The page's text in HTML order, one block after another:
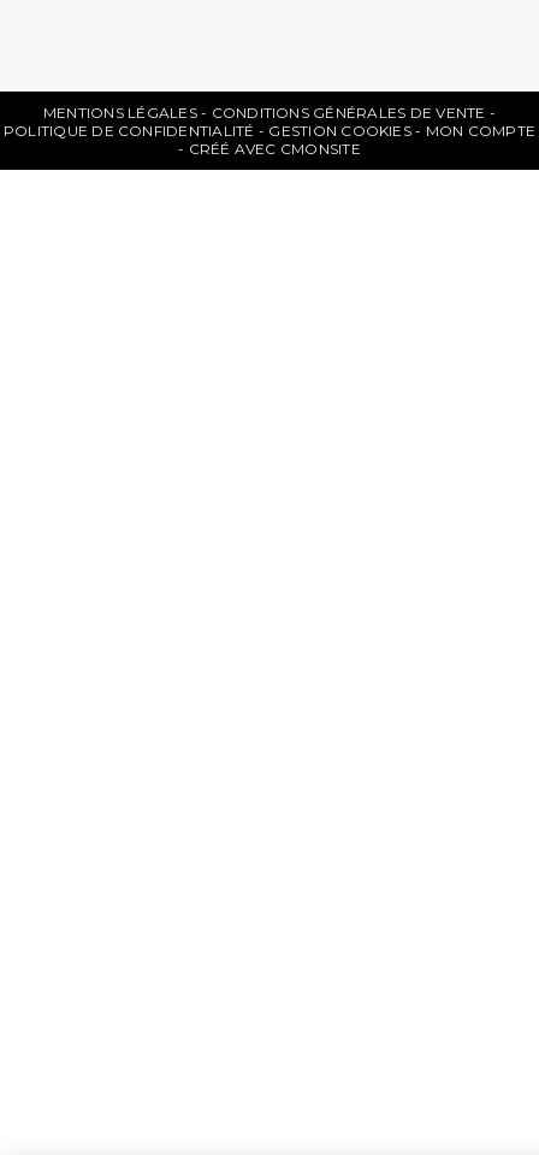
MENTIONS LÉGALES
CONDITIONS GÉNÉRALES DE VENTE
POLITIQUE DE CONFIDENTIALITÉ
GESTION COOKIES
MON COMPTE
CRÉÉ AVEC CMONSITE